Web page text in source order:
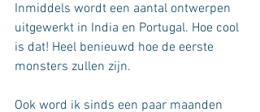
Inmiddels wordt een aantal ontwerpen
uitgewerkt in India en Portugal. Hoe cool
is dat! Heel benieuwd hoe de eerste
monsters zullen zijn.
Ook word ik sinds een paar maanden